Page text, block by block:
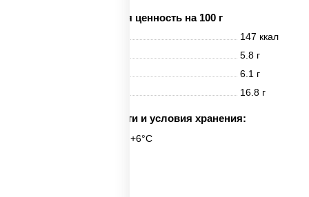
Пищевая ценность на 100 г
147 ккал
5.8 г
6.1 г
16.8 г
Срок годности и условия хранения:
6 часов при t° от +2°C до +6°C